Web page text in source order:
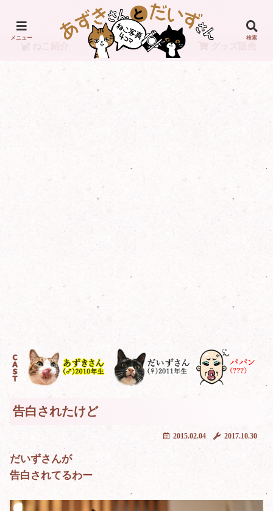
リンク
告白されたけど
2017.10.30
2015.02.04
だいずさんが
告白されてるわー
メニュー 検索